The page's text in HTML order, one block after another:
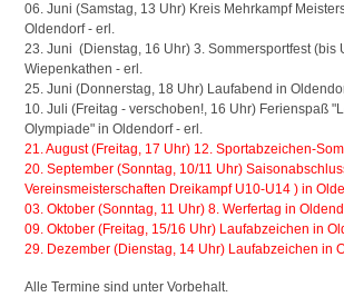
06. Juni (Samstag, 13 Uhr) Kreis Mehrkampf
Oldendorf- erl.
23. Juni (Dienstag, 16 Uhr) 3. Sommersportfest (bis
Wiepenkathen - erl.
25. Juni (Donnerstag, 18 Uhr) Laufabend in
10. Juli (Freitag - verschoben!, 16 Uhr) Ferienspaß
Olympiade" in Oldendorf- erl.
21. August (Freitag, 17 Uhr) 12. Sportabzeichen-
20. September (Sonntag, 10/11 Uhr)
Vereinsmeisterschaften Dreikampf U10-U14 ) in
03. Oktober (Sonntag, 11 Uhr) 8. Werfertag in
09. Oktober (Freitag, 15/16 Uhr) Laufabzeichen in
29. Dezember (Dienstag, 14 Uhr) Laufabzeichen in
Alle Termine sind unter Vorbehalt.